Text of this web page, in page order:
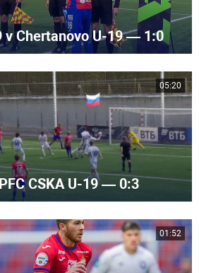
v Chertanovo U-19 — 1:0
CSKA U-19 — 0:3
05:20
01:52